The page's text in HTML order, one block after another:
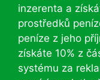
inzerenta a
prostředků
peníze z jeho
získáte 10% z
systému za